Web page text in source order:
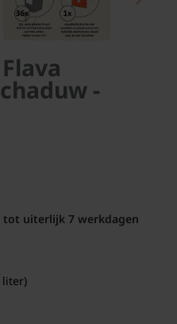
-
tot uiterlijk 7 werkdagen
liter)